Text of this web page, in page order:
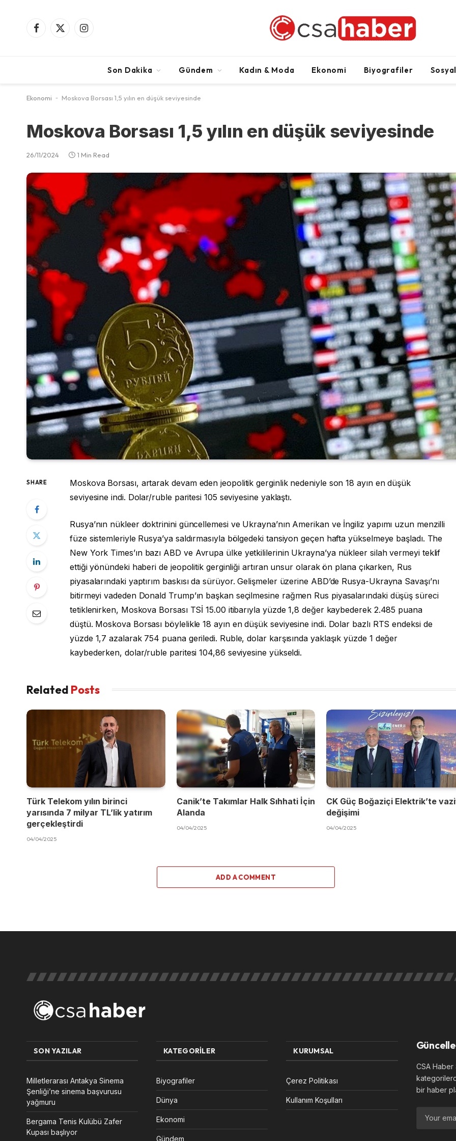
Facebook
X
Instagram
Son Dakika Gündem Kadın & Moda Ekonomi Biyografiler
Ekonomi - Moskova Borsası 1,5 yılın en düşük seviyesinde
Moskova Borsası 1,5 yılın en düşük seviyesinde
26/11/2024 1 Min Read
SHARE
Moskova Borsası, artarak devam eden jeopolitik gerginlik nedeniyle son 18 ayın en düşük
seviyesine indi. Dolar/ruble paritesi 105 seviyesine yaklaştı.
Rusya’nın nükleer doktrinini güncellemesi ve Ukrayna’nın Amerikan ve İngiliz yapımı uzun menzilli
füze sistemleriyle Rusya’ya saldırmasıyla bölgedeki tansiyon geçen hafta yükselmeye başladı. The
New York Times’ın bazı ABD ve Avrupa ülke yetkililerinin Ukrayna’ya nükleer silah vermeyi teklif
ettiği yönündeki haberi de jeopolitik gerginliği artıran unsur olarak ön plana çıkarken, Rus
piyasalarındaki yaptırım baskısı da sürüyor. Gelişmeler üzerine ABD’de Rusya-Ukrayna Savaşı’nı
bitirmeyi vadeden Donald Trump’ın başkan seçilmesine rağmen Rus piyasalarındaki düşüş süreci
tetiklenirken, Moskova Borsası TSİ 15.00 itibarıyla yüzde 1,8 değer kaybederek 2.485 puana
düştü. Moskova Borsası böylelikle 18 ayın en düşük seviyesine indi. Dolar bazlı RTS endeksi de
yüzde 1,7 azalarak 754 puana geriledi. Ruble, dolar karşısında yaklaşık yüzde 1 değer
kaybederken, dolar/ruble paritesi 104,86 seviyesine yükseldi.
Related Posts
Türk Telekom yılın birinci
yarısında 7 milyar TL’lik yatırım
gerçekleştirdi
04/04/2025
Canik’te Takımlar Halk Sıhhati İçin
Alanda
04/04/2025
CK Güç Boğaziçi Elektrik’te
değişimi
04/04/2025
ADD A COMMENT
SON YAZILAR
Milletlerarası Antakya Sinema
Şenliği’ne sinema başvurusu
yağmuru
Bergama Tenis Kulübü Zafer
Kupası başlıyor
KATEGORILER
Biyografiler
Dünya
Ekonomi
Gündem
KURUMSAL
Çerez Politikası
Kullanım Koşulları
CSA
bir haber